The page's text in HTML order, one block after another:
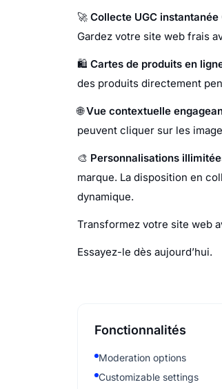
🚀 Collecte UGC instantanée
Gardez votre site web frais
🛍️ Cartes de produits en
des produits directement
🌐Vue contextuelle
peuvent cliquer sur les
🎨 Personnalisations
marque. La disposition en
dynamique.
Transformez votre site web
Essayez-le dès aujourd’hui.
Fonctionnalités
Moderation options
Customizable settings